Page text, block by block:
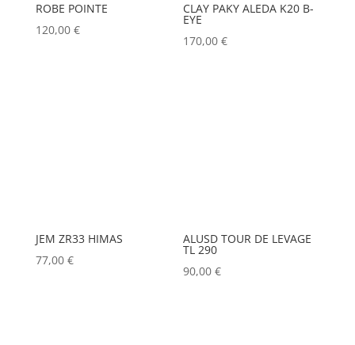
ROBE POINTE
120,00 €
CLAY PAKY ALEDA K20 B-
EYE
170,00€
JEM ZR33 HIMAS
77,00 €
ALUSD TOUR DE LEVAGE
TL 290
90,00€